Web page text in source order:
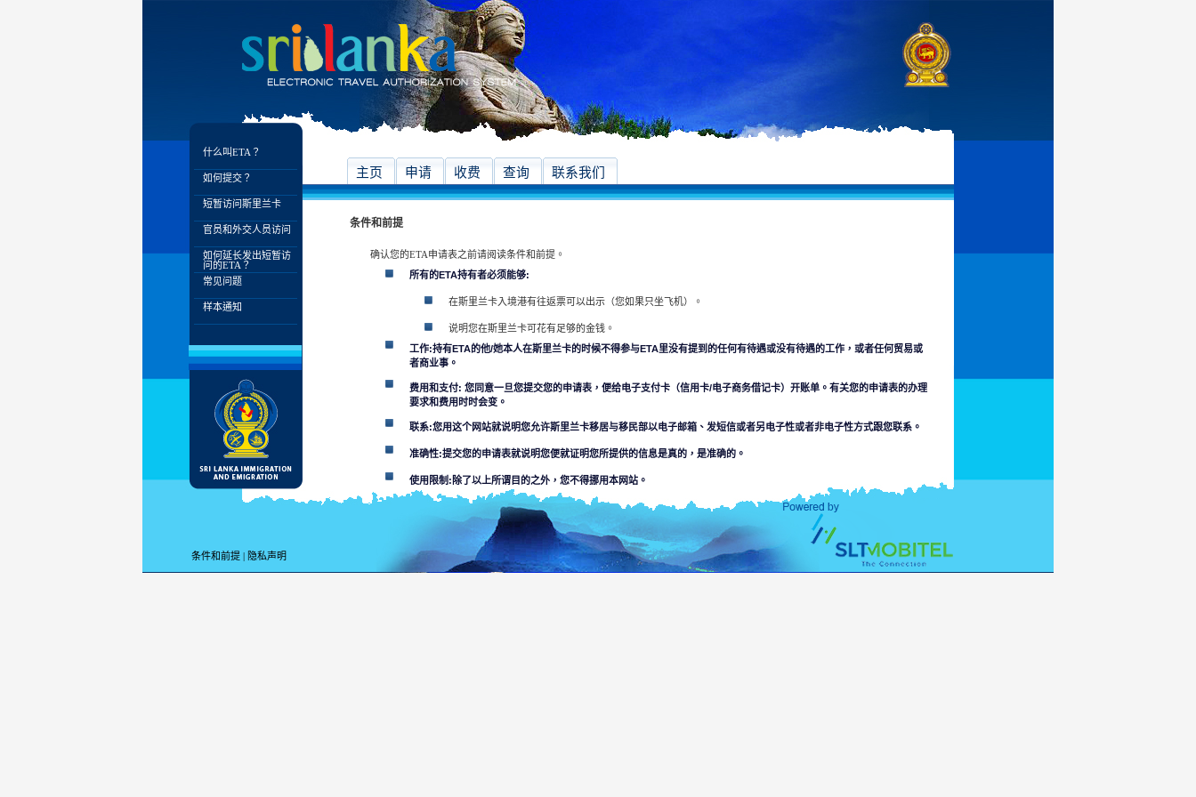
什么叫ETA？
如何提交？
短暂访问斯里兰卡
官员和外交人员访问
如何延长发出短暂访
问的ETA？
常见问题
样本通知
主页 申请 收费 查询 联系我们
条件和前提
确认您的ETA申请表之前请阅读条件和前提。
所有的ETA持有者必须能够:
在斯里兰卡入境港有往返票可以出示（您如果只坐飞机）。
说明您在斯里兰卡可花有足够的金钱。
工作:持有ETA的他/她本人在斯里兰卡的时候不得参与ETA里没有提到的任何有待遇或没有待遇的工作，或者任何贸易或
者商业事。
费用和支付: 您同意一旦您提交您的申请表，便给电子支付卡（信用卡/电子商务借记卡）开账单。有关您的申请表的办理
要求和费用时时会变。
联系:您用这个网站就说明您允许斯里兰卡移居与移民部以电子邮箱、发短信或者另电子性或者非电子性方式跟您联系。
准确性:提交您的申请表就说明您便就证明您所提供的信息是真的，是准确的。
使用限制:除了以上所谓目的之外，您不得挪用本网站。
用这个网站您便就接受
斯里兰卡移居与移民部不负责对出现本网上信息的完成性或者准确性。使用者将自己判断有关以上的事。本部排斥因本部
某个部门或其代理对网站所在或通过连到网的信息的使用，信赖等引起疏忽而造成的法律允许范围内损失或损毁责任。
条件和前提 | 隐私声明